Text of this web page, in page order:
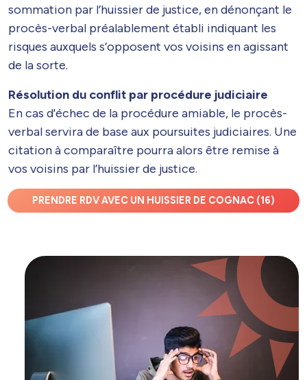
sommation par l’huissier de justice, en dénonçant le
procès-verbal préalablement établi indiquant les
risques auxquels s’opposent vos voisins en agissant
de la sorte.
Résolution du conflit par procédure judiciaire
En cas d'échec de la procédure amiable, le procès-
verbal servira de base aux poursuites judiciaires. Une
citation à comparaître pourra alors être remise à
vos voisins par l’huissier de justice.
PRENDRE RDV AVEC UN HUISSIER DE COGNAC (16)